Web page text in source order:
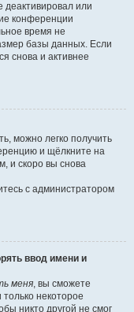
деактивировал или
конференции
время не
базы данных. Если
снова и активнее
можно легко получить
и щёлкните на
и скоро вы снова
с администратором
ввод имени и
меня, вы сможете
некоторое
никто другой не смог